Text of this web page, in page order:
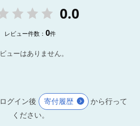
0.0
レビュー件数：0件
ューはありません。
グイン後 寄付履歴
から行って
ください。